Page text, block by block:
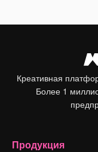
Креативная
Более 1
Продукция